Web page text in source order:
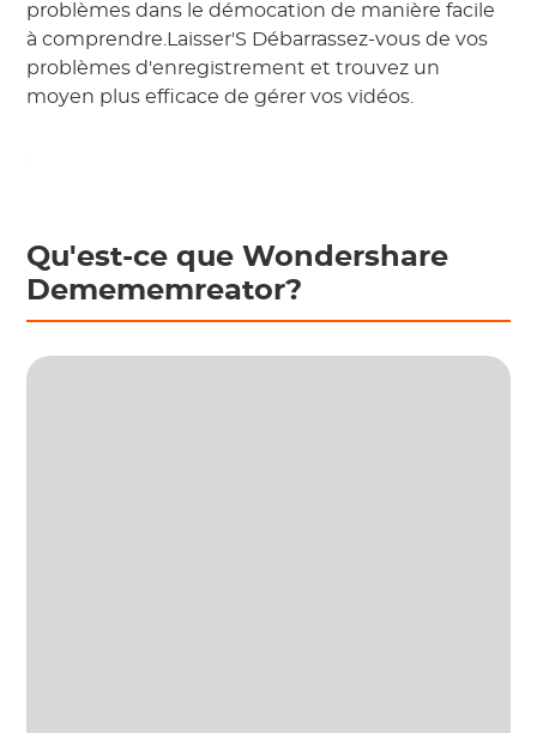
problèmes dans le démocation de manière facile
à comprendre.Laisser'S Débarrassez-vous de vos
problèmes d'enregistrement et trouvez un
moyen plus efficace de gérer vos vidéos.
Qu'est-ce que Wondershare
Demememreator?